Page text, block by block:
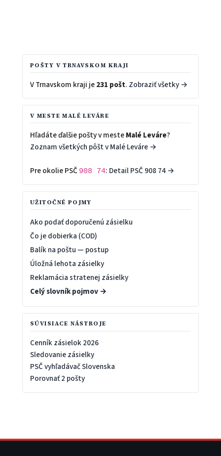
POŠTY V TRNAVSKOM KRAJI
V Trnavskom kraji je231 pošt. Zobraziť všetky →
V MESTE MALÉ LEVÁRE
Hľadáte ďalšie pošty v mesteMalé Leváre?
Zoznam všetkých pôšt v Malé Leváre →
Pre okolie PSČ 908 74: Detail PSČ 908 74 →
UŽITOČNÉ POJMY
Ako podať doporučenú zásielku
Čo je dobierka (COD)
Balík na poštu — postup
Úložná lehota zásielky
Reklamácia stratenej zásielky
Celý slovník pojmov →
SÚVISIACE NÁSTROJE
Cenník zásielok 2026
Sledovanie zásielky
PSČ vyhľadávač Slovenska
Porovnať 2 pošty